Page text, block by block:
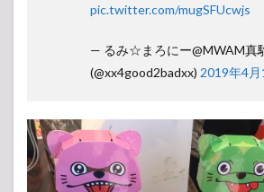
pic.twitter.com/mugSFUcwjs
— るみ☆まろにー@MWAM真
(@xx4good2badxx) 2019年4月